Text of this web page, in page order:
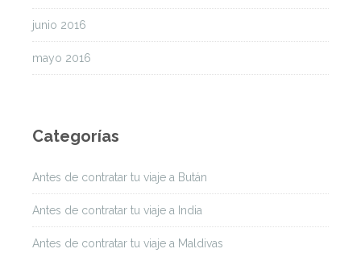
junio 2016
mayo 2016
Categorías
Antes de contratar tu viaje a Bután
Antes de contratar tu viaje a India
Antes de contratar tu viaje a Maldivas